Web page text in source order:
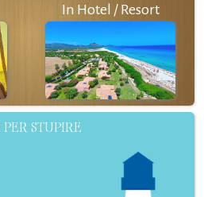
In Hotel / Resort
STUPIRE